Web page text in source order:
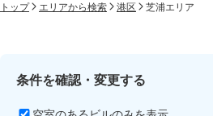
トップ エリアから検索 港区 芝浦エリア
条件を確認・変更する